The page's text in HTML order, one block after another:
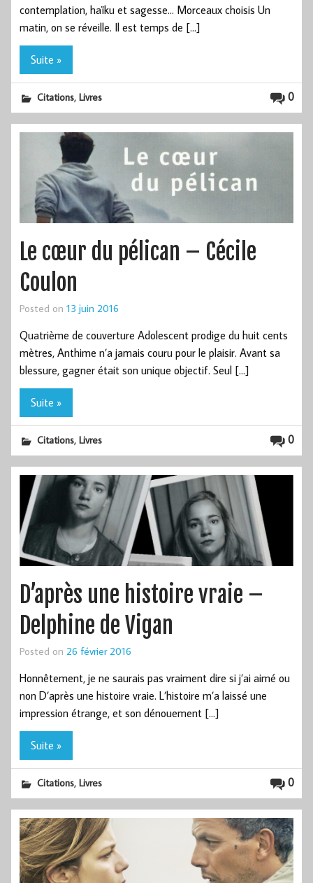
contemplation, haïku et sagesse… Morceaux choisis Un
matin, on se réveille. Il est temps de […]
Suite »
0
Citations,Livres
Le cœur du pélican – Cécile
Coulon
Posted on 13 juin 2016
Quatrième de couverture Adolescent prodige du huit cents
mètres, Anthime n’a jamais couru pour le plaisir. Avant sa
blessure, gagner était son unique objectif. Seul […]
Suite »
0
Citations,Livres
D’après une histoire vraie –
Delphine de Vigan
Posted on 26 février 2016
Honnêtement, je ne saurais pas vraiment dire si j’ai aimé ou
non D’après une histoire vraie. L’histoire m’a laissé une
impression étrange, et son dénouement […]
Suite »
0
Citations,Livres